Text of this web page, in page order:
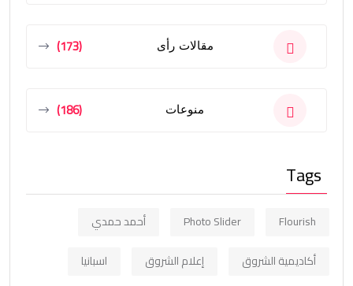
مقالات رأى (173)
منوعات (186)
Tags
Flourish
Photo Slider
أحمد حمدي
أكاديمية الشروق
إعلام الشروق
اسبانيا